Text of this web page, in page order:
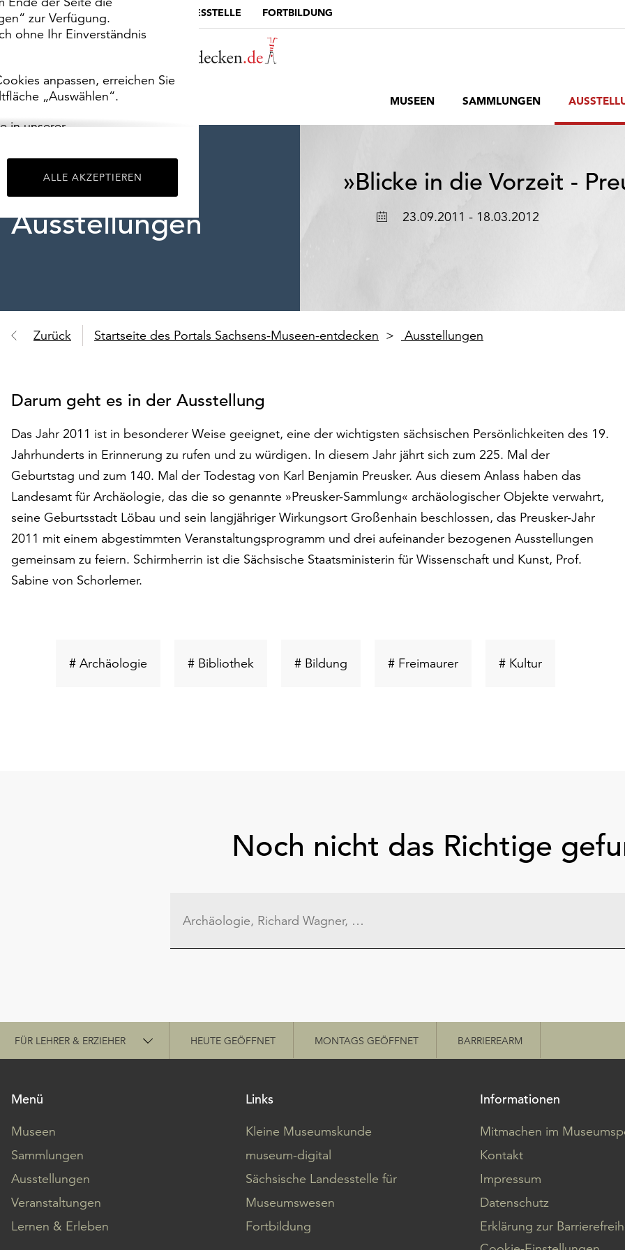
zur Verfügung.
ohne Ihr Einverständnis
anpassen, erreichen Sie
„Auswählen“.
in unserer
ALLE AKZEPTIEREN
MUSEUMSPORTAL DIE LANDESSTELLE FORTBILDUNG
MUSEEN SAMMLUNGEN
Ausstellungen
»Blicke in die Vorzeit -
Datum23.09.2011 - 18.03.2012
Zurück Startseite des Portals Sachsens-Museen-entdecken Ausstellungen
Darum geht es in der Ausstellung
Das Jahr 2011 ist in besonderer Weise geeignet, eine der wichtigsten sächsischen Persönlichkeiten des 19.
Jahrhunderts in Erinnerung zu rufen und zu würdigen. In diesem Jahr jährt sich zum 225. Mal der
Geburtstag und zum 140. Mal der Todestag von Karl Benjamin Preusker. Aus diesem Anlass haben das
Landesamt für Archäologie, das die so genannte »Preusker-Sammlung« archäologischer Objekte verwahrt,
seine Geburtsstadt Löbau und sein langjähriger Wirkungsort Großenhain beschlossen, das Preusker-Jahr
2011 mit einem abgestimmten Veranstaltungsprogramm und drei aufeinander bezogenen Ausstellungen
gemeinsam zu feiern. Schirmherrin ist die Sächsische Staatsministerin für Wissenschaft und Kunst, Prof.
Sabine von Schorlemer.
# ArchäologieSchlüsselwort# Bibliothek Schlüsselwort
# Bildung Schlüsselwort# FreimaurerSchlüsselwort
# KulturSchlüsselwort
Noch nicht das Richtige
Schnellzugriff
FÜR LEHRER & ERZIEHER HEUTE GEÖFFNET MONTAGS GEÖFFNET BARRIEREARM
Menü
Museen
Sammlungen
Ausstellungen
Veranstaltungen
Lernen & Erleben
Links
Kleine Museumskunde
museum-digital
Sächsische Landesstelle für
Museumswesen
Fortbildung
Informationen
Mitmachen im
Kontakt
Impressum
Datenschutz
Erklärung zur